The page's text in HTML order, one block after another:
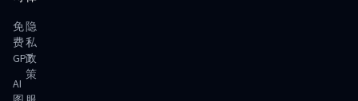
免
费
GPT
AI
隐
私
政
策